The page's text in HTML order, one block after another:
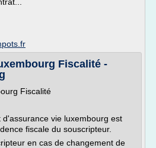
Fiscalité -
Fiscalité
vie luxembourg est
fiscale du souscripteur.
en cas de changement de